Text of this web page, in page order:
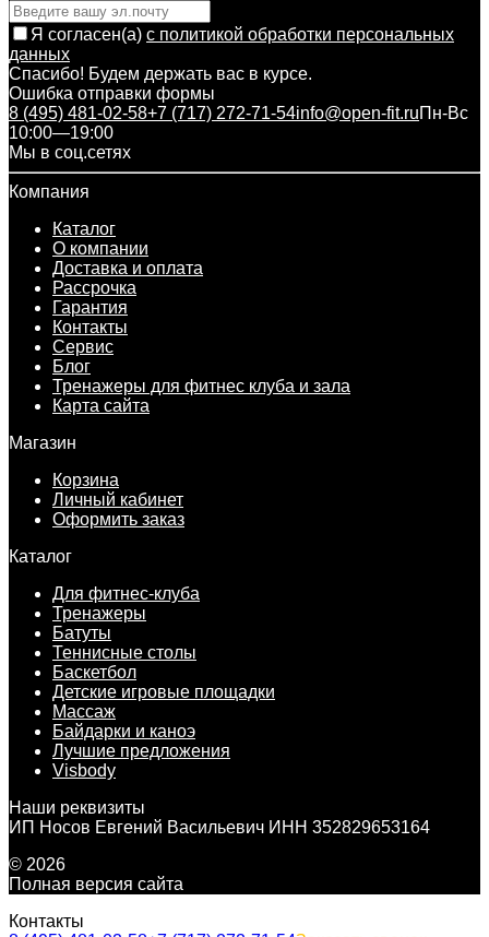
Я согласен(a) с политикой обработки персональных
данных
Спасибо! Будем держать вас в курсе.
Ошибка отправки формы
8 (495) 481-02-58+7 (717) 272-71-54info@open-fit.ruПн-Вс
10:00—19:00
Мы в соц.сетях
Компания
Каталог
О компании
Доставка и оплата
Рассрочка
Гарантия
Контакты
Сервис
Блог
Тренажеры для фитнес клуба и зала
Карта сайта
Магазин
Корзина
Личный кабинет
Оформить заказ
Каталог
Для фитнес-клуба
Тренажеры
Батуты
Теннисные столы
Баскетбол
Детские игровые площадки
Массаж
Байдарки и каноэ
Лучшие предложения
Visbody
Наши реквизиты
ИП Носов Евгений Васильевич ИНН 352829653164
© 2026
Полная версия сайта
Контакты